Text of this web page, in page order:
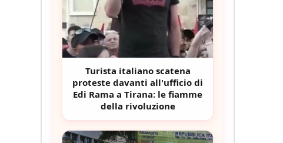
Turista italiano scatena
proteste davanti all'ufficio di
Edi Rama a Tirana: le fiamme
della rivoluzione